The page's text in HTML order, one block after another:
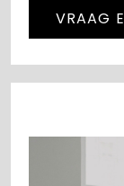
VRAAG